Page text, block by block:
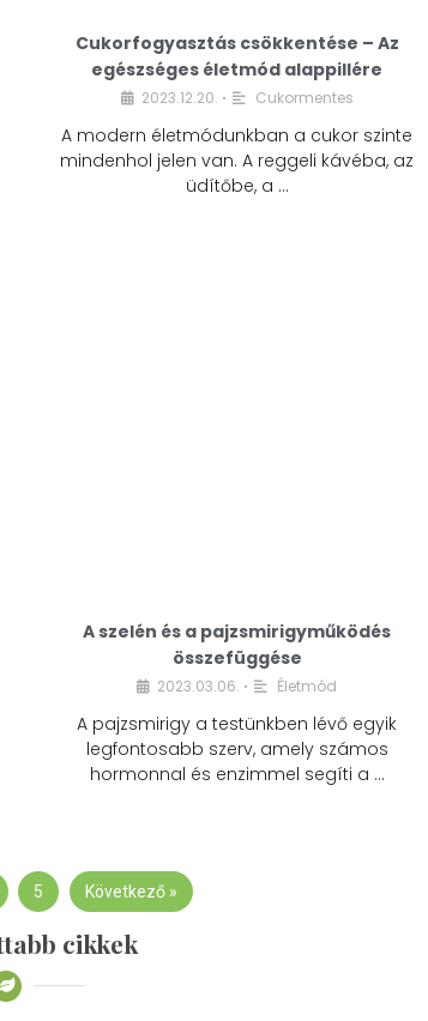
Cukorfogyasztás csökkentése – Az
egészséges életmód alappillére
2023.12.20. • Cukormentes
A modern életmódunkban a cukor szinte
mindenhol jelen van. A reggeli kávéba, az
üdítőbe, a …
A szelén és a pajzsmirigyműködés
összefüggése
2023.03.06. • Életmód
A pajzsmirigy a testünkben lévő egyik
legfontosabb szerv, amely számos
hormonnal és enzimmel segíti a …
5 Következő »
cikkek
Cukorfogyasztás
egészséges
alappillére